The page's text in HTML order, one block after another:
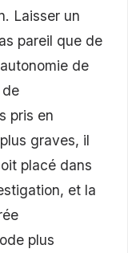
Laisser un
pareil que de
de
de
pris en
graves, il
placé dans
et la
plus